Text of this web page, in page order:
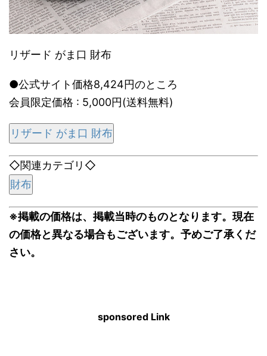
リザード がま口 財布
●公式サイト価格8,424円のところ
会員限定価格 : 5,000円(送料無料)
リザード がま口 財布
◇関連カテゴリ◇
財布
※掲載の価格は、掲載当時のものとなります。現在
の価格と異なる場合もございます。予めご了承くだ
さい。
sponsored Link